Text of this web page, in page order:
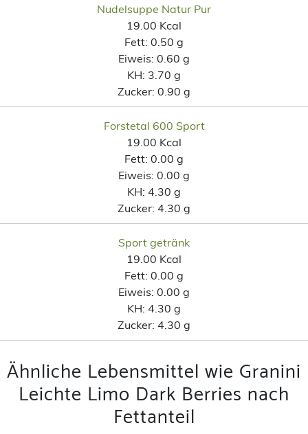
Nudelsuppe Natur Pur
19.00 Kcal
Fett: 0.50 g
Eiweis: 0.60 g
KH: 3.70 g
Zucker: 0.90 g
Forstetal 600 Sport
19.00 Kcal
Fett: 0.00 g
Eiweis: 0.00 g
KH: 4.30 g
Zucker: 4.30 g
Sport getränk
19.00 Kcal
Fett: 0.00 g
Eiweis: 0.00 g
KH: 4.30 g
Zucker: 4.30 g
Ähnliche Lebensmittel wie Granini
Leichte Limo Dark Berries nach
Fettanteil